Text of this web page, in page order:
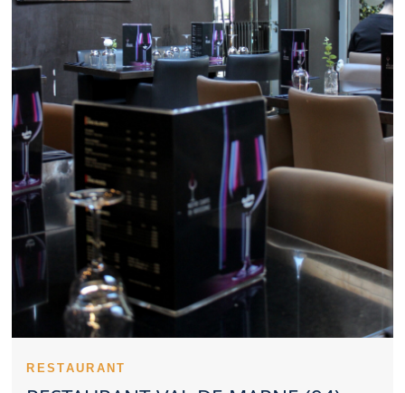
organisé. Le rapport qualité prix d’un Restaurant Val de Marne
fait souvent partie des critères décisifs. Des plats typiques
permettent à un Restaurant Val de Marne de marquer les
esprits. Un Restaurant Val de Marne gagne la confiance des
clients grâce à une qualité suivie. Consulter les impressions des
clients éclaire le choix d’un Restaurant Val de Marne. Un
Restaurant Val de Marne peut séduire avec un style culinaire
classique ou créatif. Dans certains cas, réserver un Restaurant
Val de Marne devient presque indispensable. Un Restaurant Val
de Marne approprié aux repas en famille crée une expérience
plus simple. Un Restaurant Val de Marne avec une belle
atmosphère convient bien aux couples. Une présentation
travaillée constitue un atout supplémentaire pour un Restaurant
Val de Marne. La propreté d’un Restaurant Val de Marne reste
indissociable d’une expérience réussie. Le choix d’un Restaurant
Val de Marne se fait plus facilement avec une vision d’ensemble.
Un Restaurant Val de Marne peut se faire remarquer par son
sérieux culinaire. Le caractère d’un Restaurant Val de Marne se
lit souvent dès l’entrée. Le sérieux du personnel renforce la
crédibilité d’un Restaurant Val de Marne. Le soin technique
premières assiettes servies dans un Restaurant Val de Marne
RESTAURANT